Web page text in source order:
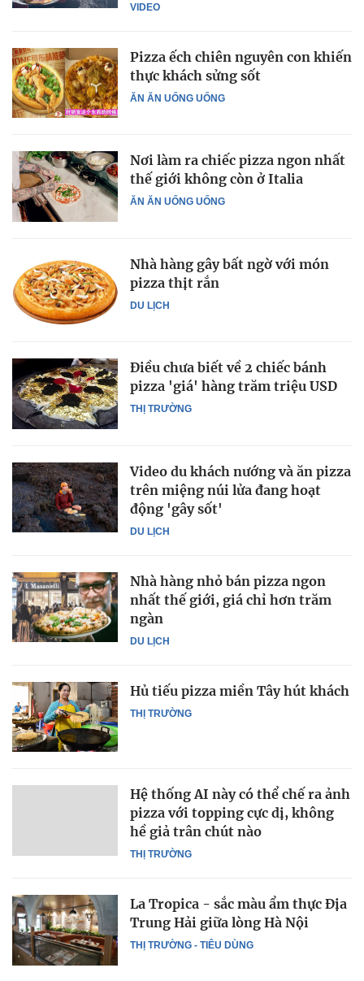
VIDEO
ĂN ĂN UỐNG UỐNG
Pizza ếch chiên nguyên con khiến
thực khách sửng sốt
ĂN ĂN UỐNG UỐNG
Nơi làm ra chiếc pizza ngon nhất
thế giới không còn ở Italia
DU LỊCH
Nhà hàng gây bất ngờ với món
pizza thịt rắn
THỊ TRƯỜNG
Điều chưa biết về 2 chiếc bánh
pizza 'giá' hàng trăm triệu USD
DU LỊCH
Video du khách nướng và ăn pizza
trên miệng núi lửa đang hoạt
động 'gây sốt'
DU LỊCH
Nhà hàng nhỏ bán pizza ngon
nhất thế giới, giá chỉ hơn trăm
ngàn
THỊ TRƯỜNG
Hủ tiếu pizza miền Tây hút khách
THỊ TRƯỜNG
Hệ thống AI này có thể chế ra ảnh
pizza với topping cực dị, không
hề giả trân chút nào
THỊ TRƯỜNG - TIÊU DÙNG
La Tropica - sắc màu ẩm thực Địa
Trung Hải giữa lòng Hà Nội